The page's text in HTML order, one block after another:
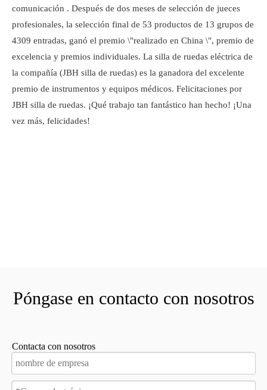
comunicación . Después de dos meses de selección de jueces
profesionales, la selección final de 53 productos de 13 grupos de
4309 entradas, ganó el premio \"realizado en China \", premio de
excelencia y premios individuales. La silla de ruedas eléctrica de
la compañía (JBH silla de ruedas) es la ganadora del excelente
premio de instrumentos y equipos médicos. Felicitaciones por
JBH silla de ruedas. ¡Qué trabajo tan fantástico han hecho! ¡Una
vez más, felicidades!
Póngase en contacto con nosotros
Contacta con nosotros